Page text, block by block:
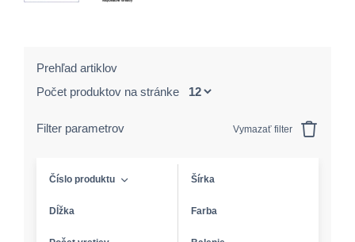
Prehľad artiklov
Počet produktov na stránke
Filter parametrov Vymazať filter
Číslo produktu Šírka
Dĺžka Farba